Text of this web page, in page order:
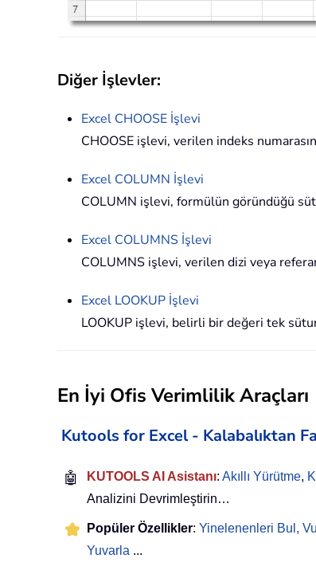
Diğer İşlevler:
Excel CHOOSE İşlevi
CHOOSE işlevi, verilen indeks
Excel COLUMN İşlevi
COLUMN işlevi, formülün göründüğü
Excel COLUMNS İşlevi
COLUMNS işlevi, verilen dizi veya
Excel LOOKUP İşlevi
LOOKUP işlevi, belirli bir değeri tek
En İyi Ofis Verimlilik Araçları
Kutools for Excel - Kalabalıktan
🤖 KUTOOLS AI Asistanı: Akıllı Yürütme,
Analizini Devrimleştirin…
Popüler Özellikler: Yinelenenleri Bul,
Yuvarla ...